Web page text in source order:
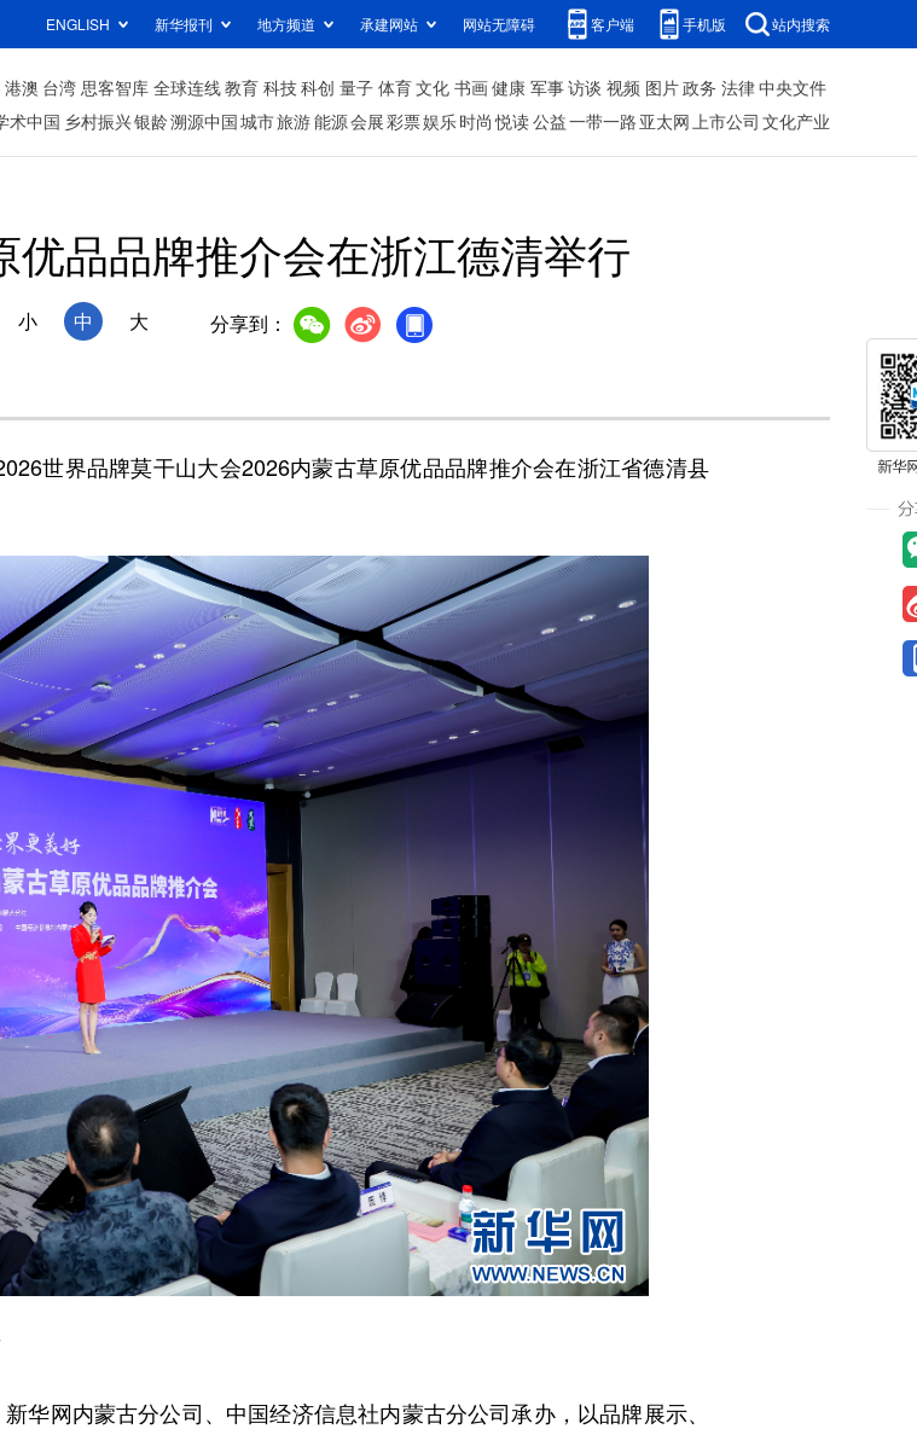
ENGLISH 新华报刊 地方频道 承建网站 网站无障碍 客户端 手机版 站内搜索
港澳 台湾 思客智库 全球连线教育 科技科创 量子 体育文化 书画健康 军事访谈 视频 图片政务 法律中央文件
术中国 乡村振兴银龄溯源中国城市旅游能源会展彩票娱乐时尚 悦读公益一带一路 亚太网上市公司 文化产业
优品品牌推介会在浙江德清举行
小 中 大 分享到：
世界品牌莫干山大会2026内蒙古草原优品品牌推介会在浙江省德清县
网内蒙古分公司、中国经济信息社内蒙古分公司承办，以品牌展示、